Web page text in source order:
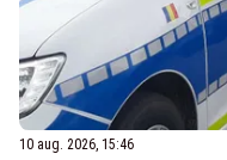
10 aug. 2026, 15:46